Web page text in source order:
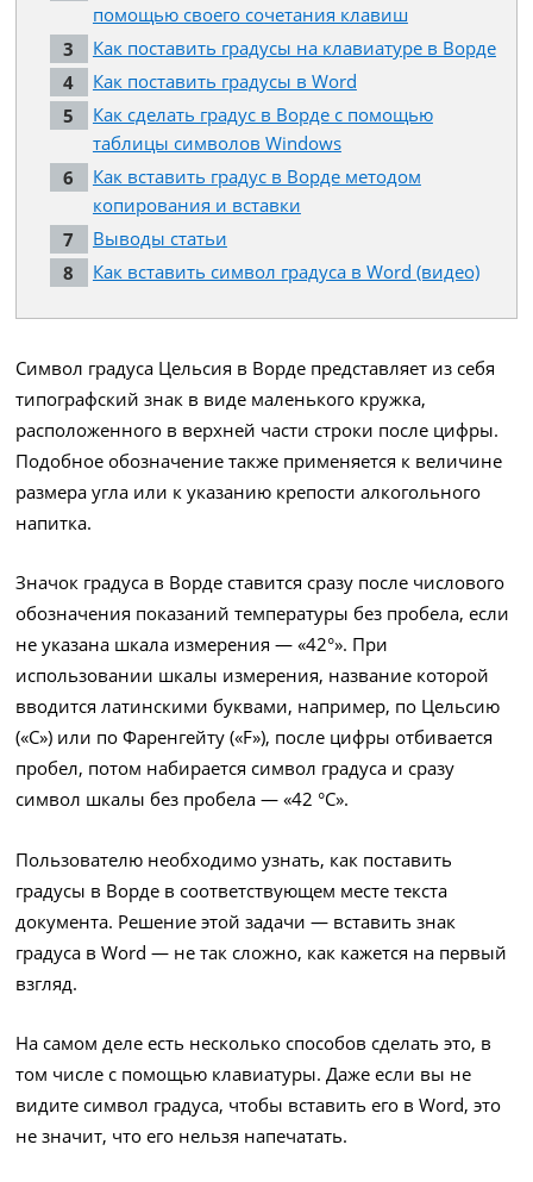
помощью своего сочетания клавиш
Как поставить градусы на клавиатуре в Ворде
Как поставить градусы в Word
Как сделать градус в Ворде с помощью
таблицы символов Windows
Как вставить градус в Ворде методом
копирования и вставки
Выводы статьи
Как вставить символ градуса в Word (видео)
Символ градуса Цельсия в Ворде представляет из себя
типографский знак в виде маленького кружка,
расположенного в верхней части строки после цифры.
Подобное обозначение также применяется к величине
размера угла или к указанию крепости алкогольного
напитка.
Значок градуса в Ворде ставится сразу после числового
обозначения показаний температуры без пробела, если
не указана шкала измерения — «42°». При
использовании шкалы измерения, название которой
вводится латинскими буквами, например, по Цельсию
(«C») или по Фаренгейту («F»), после цифры отбивается
пробел, потом набирается символ градуса и сразу
символ шкалы без пробела — «42 °С».
Пользователю необходимо узнать, как поставить
градусы в Ворде в соответствующем месте текста
документа. Решение этой задачи — вставить знак
градуса в Word — не так сложно, как кажется на первый
взгляд.
На самом деле есть несколько способов сделать это, в
том числе с помощью клавиатуры. Даже если вы не
видите символ градуса, чтобы вставить его в Word, это
не значит, что его нельзя напечатать.